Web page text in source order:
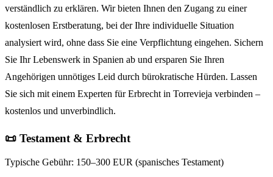
verständlich zu erklären. Wir bieten Ihnen den Zugang zu einer
kostenlosen Erstberatung, bei der Ihre individuelle Situation
analysiert wird, ohne dass Sie eine Verpflichtung eingehen. Sichern
Sie Ihr Lebenswerk in Spanien ab und ersparen Sie Ihren
Angehörigen unnötiges Leid durch bürokratische Hürden. Lassen
Sie sich mit einem Experten für Erbrecht in Torrevieja verbinden –
kostenlos und unverbindlich.
📜 Testament & Erbrecht
Typische Gebühr: 150–300 EUR (spanisches Testament)